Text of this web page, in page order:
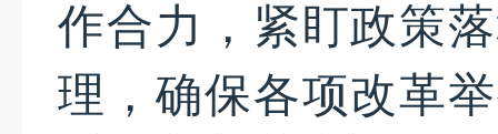
作合力，紧盯政策
理，确保各项改革